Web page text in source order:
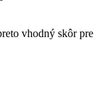
vhodný skôr pre